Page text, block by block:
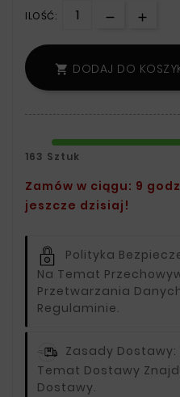
ILOŚĆ:
 DODAJ DO
163 Sztuk
Zamów w ciągu: 9
jeszcze dzisiaj!
Polityka
Na Temat
Przetwarzania
Regulaminie.
Zasady Dostawy:
Temat Dostawy
Dostawy.